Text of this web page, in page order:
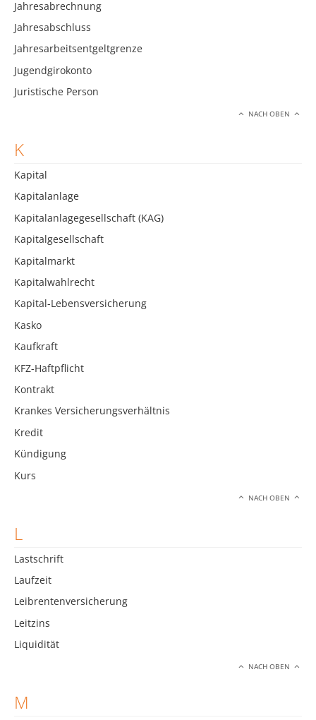
Jahresabrechnung
Jahresabschluss
Jahresarbeitsentgeltgrenze
Jugendgirokonto
Juristische Person
NACH OBEN
K
Kapital
Kapitalanlage
Kapitalanlagegesellschaft (KAG)
Kapitalgesellschaft
Kapitalmarkt
Kapitalwahlrecht
Kapital-Lebensversicherung
Kasko
Kaufkraft
KFZ-Haftpflicht
Kontrakt
Krankes Versicherungsverhältnis
Kredit
Kündigung
Kurs
NACH OBEN
L
Lastschrift
Laufzeit
Leibrentenversicherung
Leitzins
Liquidität
NACH OBEN
M